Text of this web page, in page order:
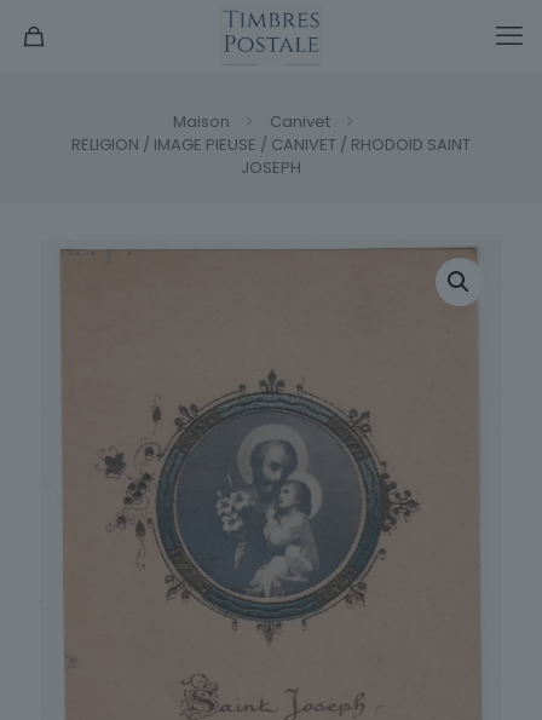
Maison
Canivet
RELIGION / IMAGE PIEUSE / CANIVET / RHODOID SAINT
JOSEPH